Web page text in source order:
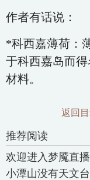
作者有话说：
*科西嘉薄荷：
于科西嘉岛而
材料。
返回
推荐阅读
欢迎进入梦魇直
小潭山没有天文台